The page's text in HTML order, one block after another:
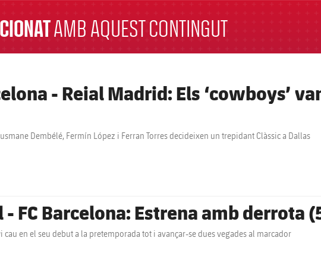
AMB AQUEST CONTINGUT
Madrid: Els ‘cowboys’ van de blaugrana
Dembélé, Fermín López i Ferran Torres decideixen un trepidant Clàssic a Dallas
- FC Barcelona: Estrena amb derrota
cau en el seu debut a la pretemporada tot i avançar-se dues vegades al marcador